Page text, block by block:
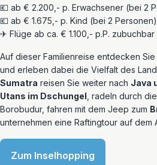
💶 ab € 2.200,- p. Erwachsener (bei 2
💶 ab € 1.675,- p. Kind (bei 2
✈ Flüge ab ca. € 1.100,- p.P. zubuchbar
Auf dieser Familienreise entdecken
und erleben dabei die Vielfalt des
Sumatra reisen Sie weiter nach Java
Utans im Dschungel , radeln durch
Borobudur, fahren mit dem Jeep zum
unternehmen eine Raftingtour auf dem
Zum Inselhopping